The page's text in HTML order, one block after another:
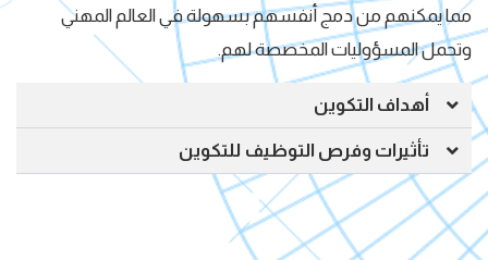
مما يمكنهم من دمج أنفسهم بسهولة في العالم المهني
وتحمل المسؤوليات المخصصة لهم.
أهداف التكوين
تأثيرات وفرص التوظيف للتكوين